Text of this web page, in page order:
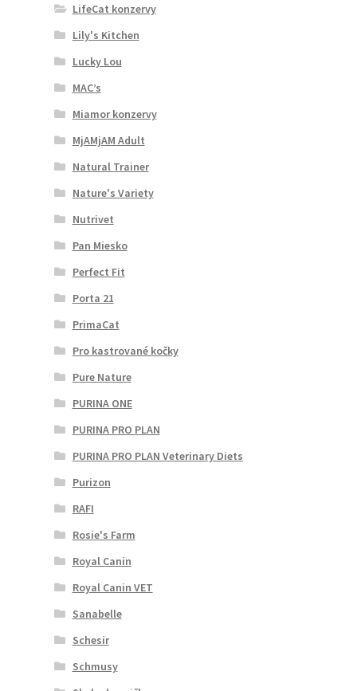
LifeCat konzervy
Lily's Kitchen
Lucky Lou
MAC’s
Miamor konzervy
MjAMjAM Adult
Natural Trainer
Nature's Variety
Nutrivet
Pan Miesko
Perfect Fit
Porta 21
PrimaCat
Pro kastrované kočky
Pure Nature
PURINA ONE
PURINA PRO PLAN
PURINA PRO PLAN Veterinary Diets
Purizon
RAFI
Rosie's Farm
Royal Canin
Royal Canin VET
Sanabelle
Schesir
Schmusy